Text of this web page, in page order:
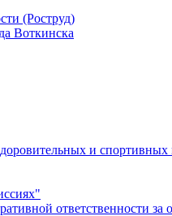
(Роструд)
Воткинска
и
ответственности